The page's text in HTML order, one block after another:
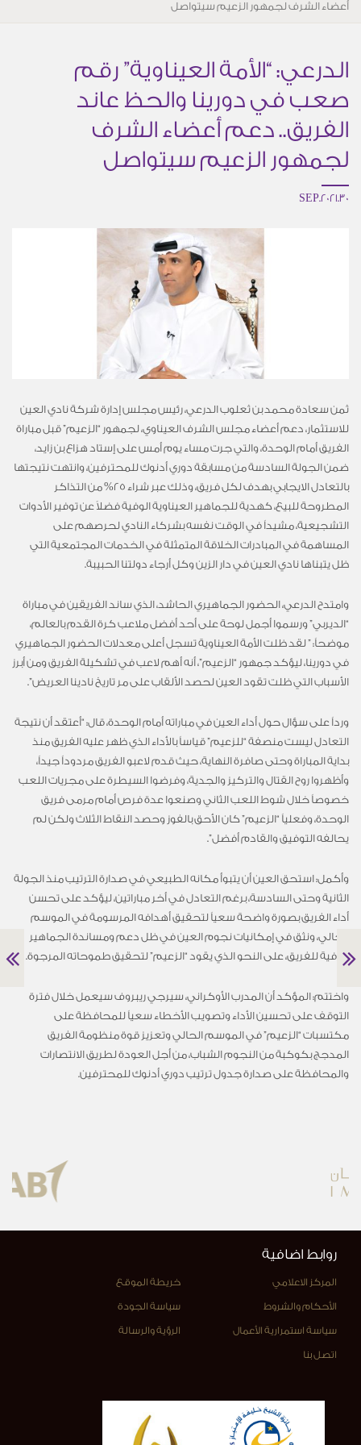
أعضاء الشرف لجمهور الزعيم سيتواصل
الدرعي: “الأمة العيناوية” رقم
صعب في دورينا والحظ عاند
الفريق.. دعم أعضاء الشرف
لجمهور الزعيم سيتواصل
30.SEP.2021
ثمن سعادة محمد بن ثعلوب الدرعي، رئيس مجلس إدارة شركة نادي العين
للاستثمار، دعم أعضاء مجلس الشرف العيناوي، لجمهور “الزعيم” قبل مباراة
الفريق أمام الوحدة، والتي جرت مساء يوم أمس على إستاد هزاع بن زايد،
ضمن الجولة السادسة من مسابقة دوري أدنوك للمحترفين، وانتهت نتيجتها
بالتعادل الايجابي بهدف لكل فريق، وذلك عبر شراء 25% من التذاكر
المطروحة للبيع، كهدية للجماهير العيناوية الوفية فضلاً عن توفير الأدوات
التشجيعية، مشيداً في الوقت نفسه بشركاء النادي لحرصهم على
المساهمة في المبادرات الخلاقة المتمثلة في الخدمات المجتمعية التي
ظل يتبناها نادي العين في دار الزين وكل أرجاء دولتنا الحبيبة.
وامتدح الدرعي، الحضور الجماهيري الحاشد، الذي ساند الفريقين في مباراة
“الديربي” ورسموا أجمل لوحة على أحد أفضل ملاعب كرة القدم بالعالم،
موضحاً: ” لقد ظلت الأمة العيناوية تسجل أعلى معدلات الحضور الجماهيري
في دورينا، ليؤكد جمهور “الزعيم”، أنه أهم لاعب في تشكيلة الفريق ومن أبرز
الأسباب التي ظلت تقود العين لحصد الألقاب على مر تاريخ نادينا العريض”.
ورداً على سؤال حول أداء العين في مباراته أمام الوحدة، قال: “أعتقد أن نتيجة
التعادل ليست منصفة “للزعيم” قياساً بالأداء الذي ظهر عليه الفريق منذ
بداية المباراة وحتى صافرة النهاية، حيث قدم لاعبو الفريق مردوداً جيداً،
وأظهروا روح القتال والتركيز والجدية، وفرضوا السيطرة على مجريات اللعب
خصوصاً خلال شوط اللعب الثاني وصنعوا عدة فرص أمام مرمى فريق
الوحدة، وفعلياً “الزعيم” كان الأحق بالفوز وحصد النقاط الثلاث ولكن لم
يحالفه التوفيق والقادم أفضل”.
وأكمل: استحق العين أن يتبوأ مكانه الطبيعي في صدارة الترتيب منذ الجولة
الثانية وحتى السادسة، برغم التعادل في أخر مباراتين، ليؤكد على تحسن
أداء الفريق بصورة واضحة سعياً لتحقيق أهدافه المرسومة في الموسم
الحالي، ونثق في إمكانيات نجوم العين في ظل دعم ومساندة الجماهير
الوفية للفريق، على النحو الذي يقود “الزعيم” لتحقيق طموحاته المرجوة.
واختتم: المؤكد أن المدرب الأوكراني، سيرجي ريبروف سيعمل خلال فترة
التوقف على تحسين الأداء وتصويب الأخطاء سعياً للمحافظة على
مكتسبات “الزعيم” في الموسم الحالي وتعزيز قوة منظومة الفريق
المدجج بكوكبة من النجوم الشباب، من أجل العودة لطريق الانتصارات
والمحافظة على صدارة جدول ترتيب دوري أدنوك للمحترفين.
روابط اضافية
المركز الاعلامي خريطة الموقع
الأحكام والشروط سياسة الجودة
سياسة استمرارية الأعمال الرؤية والرسالة
اتصل بنا